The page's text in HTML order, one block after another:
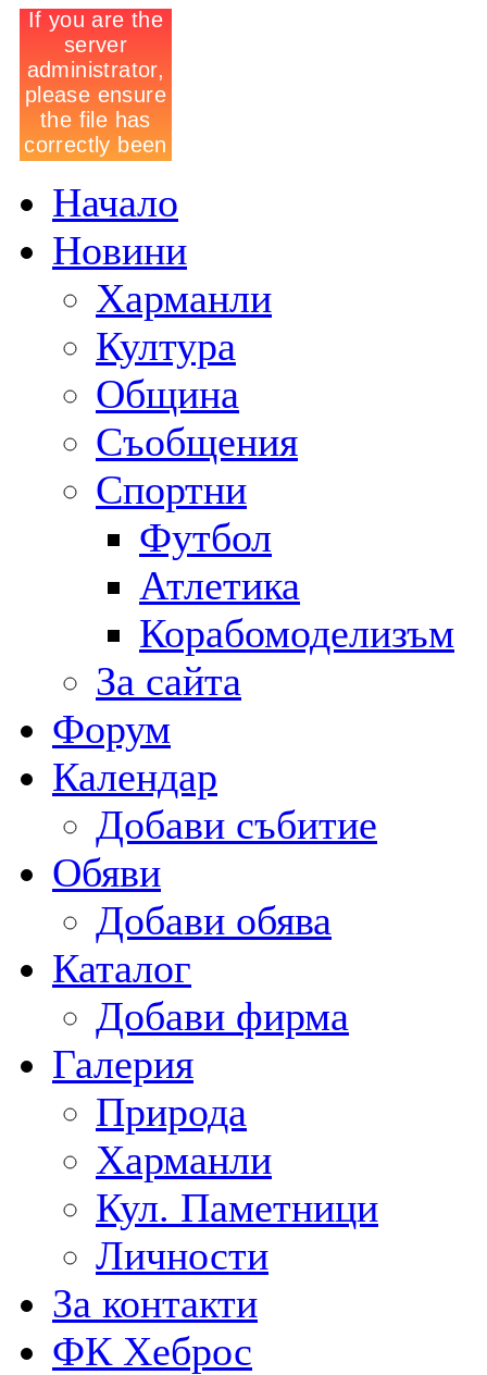
Начало
Новини
Харманли
Култура
Община
Съобщения
Спортни
Футбол
Атлетика
Корабомоделизъм
За сайта
Форум
Календар
Добави събитие
Обяви
Добави обява
Каталог
Добави фирма
Галерия
Природа
Харманли
Кул. Паметници
Личности
За контакти
ФК Хеброс